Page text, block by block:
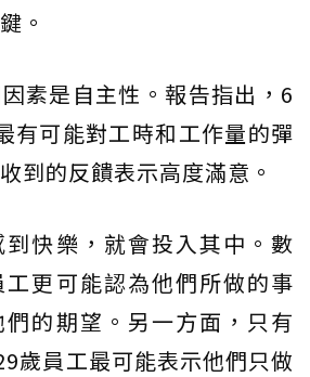
。
素是自主性。報告指出，6
有可能對工時和工作量的彈
到的反饋表示高度滿意。
快樂，就會投入其中。數
更可能認為他們所做的事
的期望。另一方面，只有
歲員工最可能表示他們只做